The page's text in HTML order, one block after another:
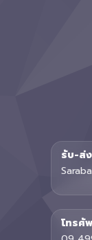
รับ-ส่
โทรศั